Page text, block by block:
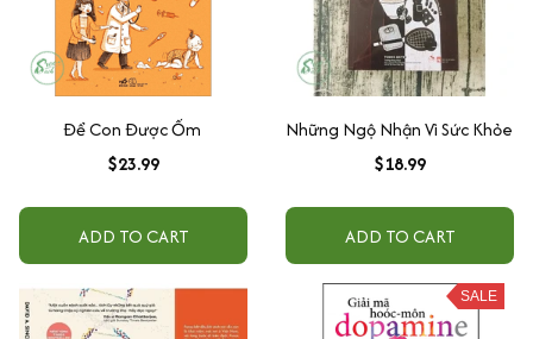
Để Con Được Ốm
$23.99
ADD TO CART
Những Ngộ Nhận Vì Sức Khỏe
$18.99
ADD TO CART
SALE